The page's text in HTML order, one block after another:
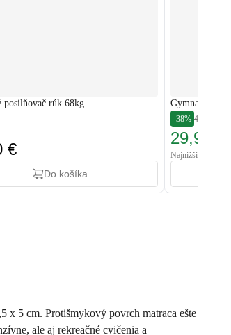
rúk 68kg
€
Do košíka
Gymnastický
-38% 48,00 €
29,99 €
Najnižšia cena:
x 5 cm. Protišmykový povrch matraca ešte
ale aj rekreačné cvičenia a